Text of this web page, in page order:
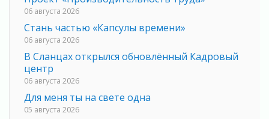
06 августа 2026
Стань частью «Капсулы времени»
06 августа 2026
В Сланцах открылся обновлённый Кадровый
центр
06 августа 2026
Для меня ты на свете одна
05 августа 2026